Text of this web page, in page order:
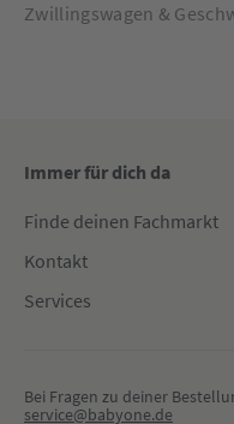
Zwillingswagen &
Immer für dich da
Finde deinen Fachmarkt
Kontakt
Services
Bei Fragen zu deiner
service@babyone.de